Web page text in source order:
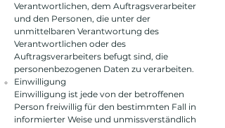
Verantwortlichen, dem Auftragsverarbeiter
und den Personen, die unter der
unmittelbaren Verantwortung des
Verantwortlichen oder des
Auftragsverarbeiters befugt sind, die
personenbezogenen Daten zu verarbeiten.
Einwilligung
Einwilligung ist jede von der betroffenen
Person freiwillig für den bestimmten Fall in
informierter Weise und unmissverständlich